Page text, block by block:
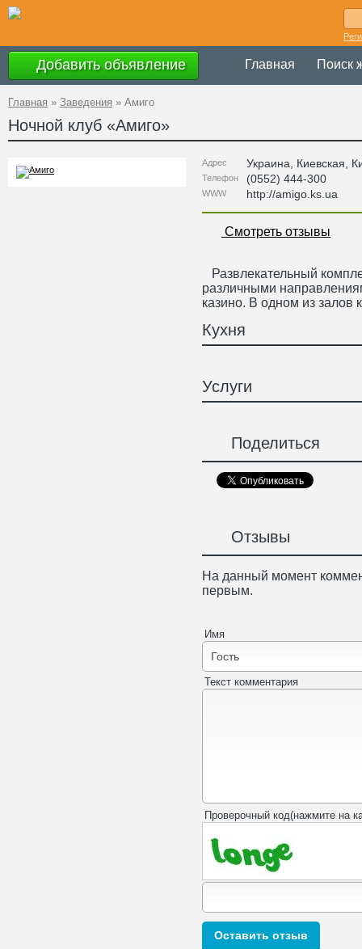
Добавить объявление Главная Поиск
Главная » Заведения » Амиго
Ночной клуб «Амиго»
Адрес Украина Киевская ,
Телефон (0552) 444-300
WWW http://amigo.ks.ua
Смотреть отзывы
Развлекательный
различными
казино. В одном из залов
Кухня
Услуги
Поделиться
Отзывы
На данный момент
первым.
Имя
Текст комментария
Проверочный код(нажмите на